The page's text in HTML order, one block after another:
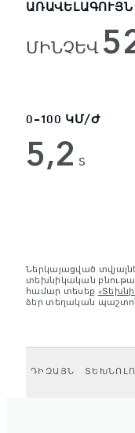
ՄԻՆՉԵՎ
0-100 ԿՄ/Ժ
5,2 s
Ներկայացված
տեխնիկական
համար տեսեք
ձեր տեղական
ԴԻԶԱՅՆ